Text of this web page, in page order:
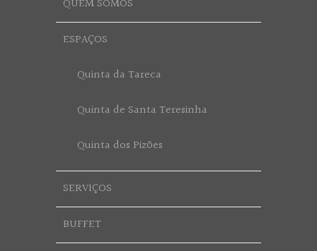
QUEM SOMOS
ESPAÇOS
Quinta da Tareca
Quinta de Santa Teresinha
Quinta dos Pizões
SERVIÇOS
BUFFET